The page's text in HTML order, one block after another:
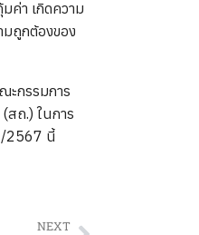
ค่า เกิดความ
มถูกต้องของ
ะกรรมการ
สถ.) ในการ
2567 นี้
NEXT